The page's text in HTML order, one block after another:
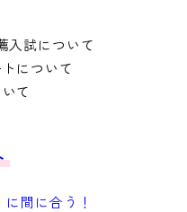
入試について
について
て
間に合う！